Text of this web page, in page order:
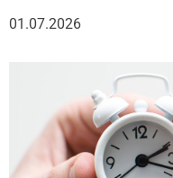
01.07.2026